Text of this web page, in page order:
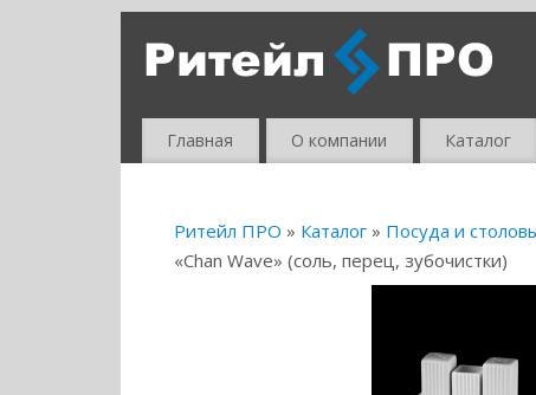
Главная О компании Каталог
Ритейл ПРО » Каталог » Посуда и
«Chan Wave» (соль, перец, зубочистки)